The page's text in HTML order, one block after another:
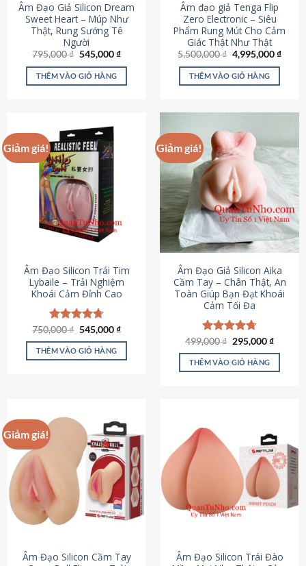
Âm Đạo Giả Silicon Dream
Sweet Heart – Múp Như
Thật, Rung Sướng Tê
Người
795,000₫ Giá
là:
795,000 ₫.
545,000₫Giá
tại
545,000 ₫.
THÊM VÀO GIỎ HÀNG
Âm đạo giả Tenga Flip
Zero Electronic – Siêu
Phẩm Rung Mút Cho Cảm
Giác Thật Như Thật
5,500,000₫ Giá
gốc
là:
5,500,000 ₫.
4,995,000₫Giá
THÊM VÀO GIỎ HÀNG
Giảm giá!
Âm Đạo Silicon Trái Tim
Lybaile – Trải Nghiệm
Khoái Cảm Đỉnh Cao
Được xếp
hạng4.70
5 sao
750,000₫ Giá
là:
750,000 ₫.
545,000₫Giá
tại
545,000 ₫.
THÊM VÀO GIỎ HÀNG
Giảm giá!
Âm Đạo Giả Silicon Aika
Cầm Tay – Chân Thật, An
Toàn Giúp Bạn Đạt Khoái
Cảm Tối Đa
Được xếp
hạng4.75
5 sao
499,000₫ Giá
là:
499,000 ₫.
295,000₫Giá
tại
THÊM VÀO GIỎ HÀNG
Giảm giá!
Âm Đạo Silicon Cầm Tay
Âm Đạo Silicon Trái Đào